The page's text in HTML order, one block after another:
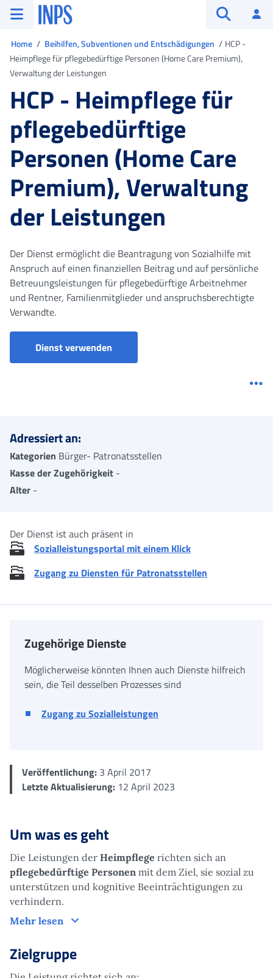
Zum Hauptmenü
Zum Hauptinhalt springen
Zu der Fußzeile
INPS ()
Home Beihilfen, Subventionen und Entschädigungen
HCP -
Heimpflege für pflegebedürftige Personen (Home Care Premium),
Verwaltung der Leistungen
HCP - Heimpflege für
pflegebedürftige
Personen (Home Care
Premium), Verwaltung
der Leistungen
Der Dienst ermöglicht die Beantragung von Sozialhilfe mit
Anspruch auf einen finanziellen Beitrag und auf persönliche
Betreuungsleistungen für pflegebedürftige Arbeitnehmer
und Rentner, Familienmitglieder und anspruchsberechtigte
Verwandte.
Dienst verwenden
Adressiert an:
Kategorien Bürger- Patronatsstellen
Kasse der Zugehörigkeit -
Alter -
Der Dienst ist auch präsent in
Sozialleistungsportal mit einem Klick
Zugang zu Diensten für Patronatsstellen
Veröffentlichung: 3 April 2017
Letzte Aktualisierung: 12 April 2023
Um was es geht
Die Leistungen der Heimpflege richten sich an
pflegebedürftige Personen mit dem Ziel, sie sozial zu
unterstützen und kognitive Beeinträchtigungen zu
verhindern.
Mehr lesen
Um was es geht
Zielgruppe
Zugehörige Dienste
Möglicherweise könnten Ihnen auch Dienste hilfreich
sein, die Teil desselben Prozesses sind
Zugang zu Sozialleistungen